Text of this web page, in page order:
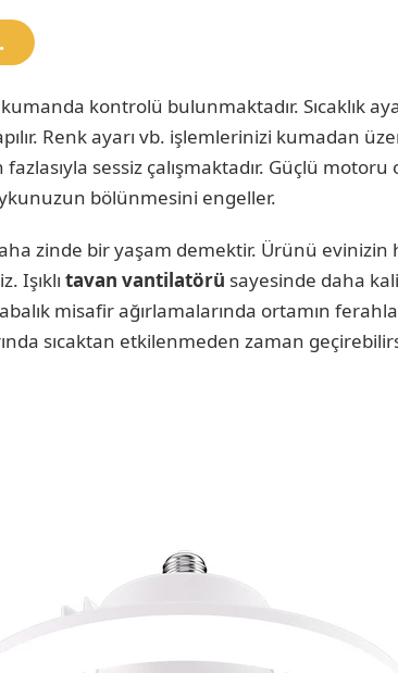
kontrolü bulunmaktadır. Sıcaklık
Renk ayarı vb. işlemlerinizi kumadan
sessiz çalışmaktadır. Güçlü
bölünmesini engeller.
zinde bir yaşam demektir. Ürünü evinizin
Işıklı tavan vantilatörü sayesinde daha
misafir ağırlamalarında ortamın
sıcaktan etkilenmeden zaman